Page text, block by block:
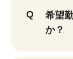
希望
か？